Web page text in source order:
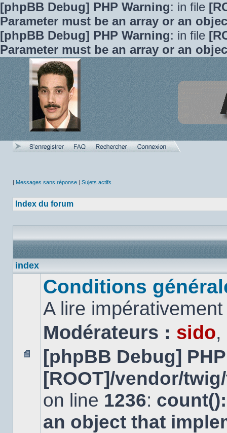
[phpBB Debug] PHP Warning: in file
Parameter must be an array or an
[phpBB Debug] PHP Warning: in file
Parameter must be an array or an
| Messages sans réponse | Sujets actifs
Index du forum
index
Aucun
message
non
Conditions
A lire
Modérateurs : sido,
[phpBB Debug]
[ROOT]/vendor/
on line 1236:
an object that